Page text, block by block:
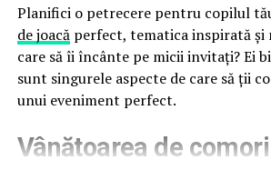
false de streaming, coduri QR
promit bilete, rambursări, premii sau
meciuri. FBI a emis în luna mai un
site-urile care clonează platforma
modificări minore ale denumirii
a colecta date personale și bancare.
Planifici o petrecere pentru copilul
de joacăperfect, tematica inspirată și
care să îi încânte pe micii invitați? Ei
sunt singurele aspecte de care să ții
unui eveniment perfect.
Vânătoarea de comori